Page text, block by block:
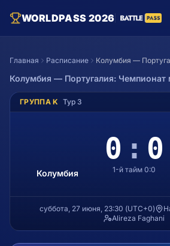
WORLDPASS 2026
Главная Расписание Колумбия —
Колумбия — Португалия: Чемпионат
ГРУППА K Тур 3
Колумбия
0 : 0
1-й тайм 0:0
суббота, 27 июня, 23:30 (UTC+0)
Alireza Faghani